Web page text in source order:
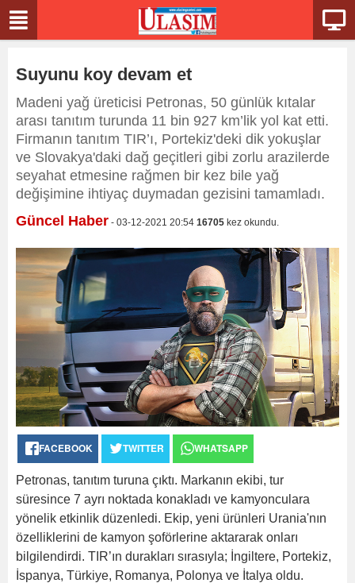
Suyunu koy devam et
Madeni yağ üreticisi Petronas, 50 günlük kıtalar
arası tanıtım turunda 11 bin 927 km’lik yol kat etti.
Firmanın tanıtım TIR’ı, Portekiz'deki dik yokuşlar
ve Slovakya'daki dağ geçitleri gibi zorlu arazilerde
seyahat etmesine rağmen bir kez bile yağ
değişimine ihtiyaç duymadan gezisini tamamladı.
Güncel Haber - 03-12-2021 20:54 16705 kez okundu.
FACEBOOK TWITTER WHATSAPP
Petronas, tanıtım turuna çıktı. Markanın ekibi, tur
süresince 7 ayrı noktada konakladı ve kamyonculara
yönelik etkinlik düzenledi. Ekip, yeni ürünleri Urania'nın
özelliklerini de kamyon şoförlerine aktararak onları
bilgilendirdi. TIR’ın durakları sırasıyla; İngiltere, Portekiz,
İspanya, Türkiye, Romanya, Polonya ve İtalya oldu.